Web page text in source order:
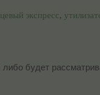
экспресс,
будет